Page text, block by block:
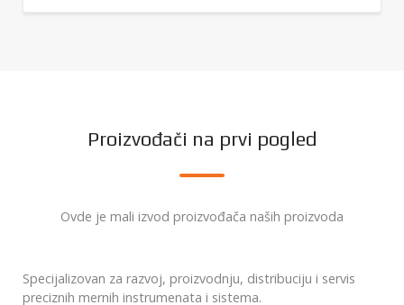
Proizvođači na prvi pogled
Ovde je mali izvod proizvođača naših proizvoda
Specijalizovan za razvoj, proizvodnju, distribuciju i servis
preciznih mernih instrumenata i sistema.